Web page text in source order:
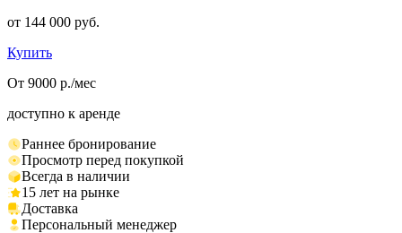
от 144 000 руб.
Купить
От 9000 р./мес
доступно к аренде
Раннее бронирование
Просмотр перед покупкой
Всегда в наличии
15 лет на рынке
Доставка
Персональный менеджер